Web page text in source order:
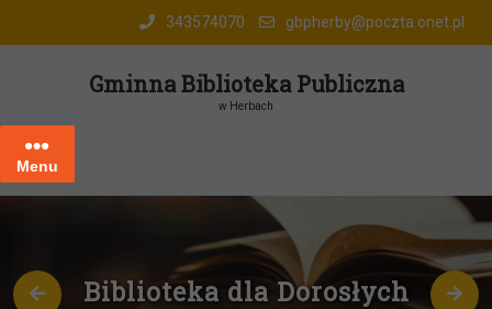
343574070 gbpherby@poczta.onet.pl
Gminna Biblioteka Publiczna
w Herbach
Menu
Biblioteka dla Dorosłych